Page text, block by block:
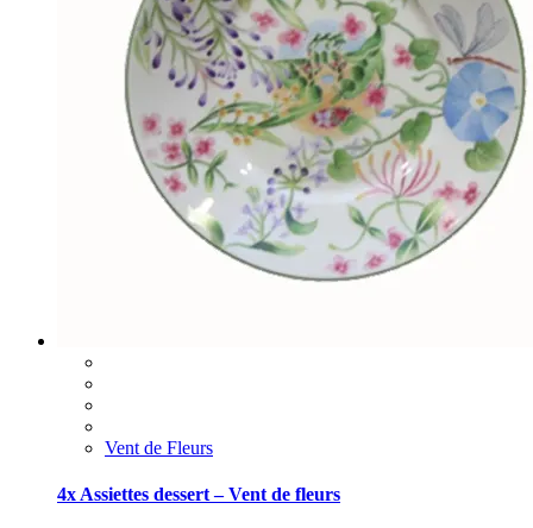
Vent de Fleurs
4x Assiettes dessert – Vent de fleurs